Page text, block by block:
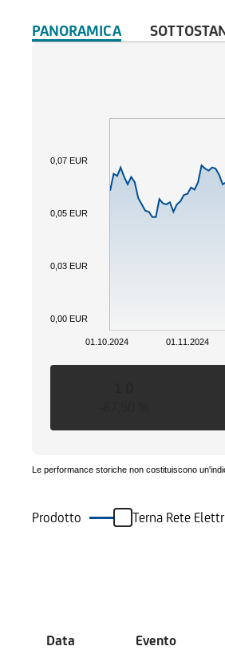
PANORAMICA
01.11.2024
01.10.2024
0,00 EUR
0,03 EUR
0,05 EUR
0,07 EUR
Le performance storiche non costituiscono
Prodotto Terna Rete
Data Evento